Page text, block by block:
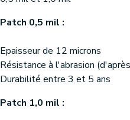
Patch 0,5 mil :
Epaisseur de 12 microns
Résistance à l'abrasion
Durabilité entre 3 et 5 ans
Patch 1,0 mil :